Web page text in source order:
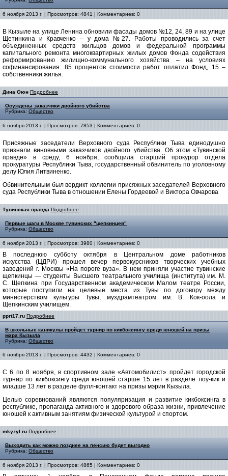
6 ноября 2013 г. | Просмотров: 4841 | Комментариев: 0
В Кызыле на улице Ленина обновили фасады домов №12, 24, 89 и на улице
Щетинкина и Кравченко – у дома №27. Работы проводились за счет
объединенных средств жильцов домов и федеральной программы
капитального ремонта многоквартирных жилых домов Фонда содействия
реформированию жилищно-коммунального хозяйства – на условиях
софинансирования: 85 процентов стоимости работ оплатил Фонд, 15 –
собственники жилья.
Дина Оюн Подробнее
Осуждены заказчики двойного убийства
Рубрика: Общество
6 ноября 2013 г. | Просмотров: 7853 | Комментариев: 0
Присяжные заседатели Верховного суда Республики Тыва единодушно
признали виновными заказчиков двойного убийства. Об этом «Тувинской
правде» в среду, 6 ноября, сообщила старший прокурор отдела
прокуратуры Республики Тыва, государственный обвинитель по уголовному
делу Юлия Литвиненко.
Обвинительным был вердикт коллегии присяжных заседателей Верховного
суда Республики Тыва в отношении Елены Гордеевой и Виктора Овчарова
Тувинская правда Подробнее
Первые шаги в Москве тувинских "щепкинцев"
Рубрика: Общество
6 ноября 2013 г. | Просмотров: 3980 | Комментариев: 0
В последнюю субботу октября в Центральном доме работников
искусства (ЦДРИ) прошел вечер первокурсников творческих учебных
заведений г. Москвы «На пороге вуза». В нем приняли участие тувинские
щепкинцы — студенты Высшего театрального училища (института) им. М.
С. Щепкина при Государственном академическом Малом театре России,
которые поступили на целевые места из Тувы по договору между
министерством культуры Тувы, муздрамтеатром им. В. Кок-оола и
Щепкинским училищем.
pprt17.ru Подробнее
В школьные каникулы пройдет турнир по кикбоксингу среди юношей на призы
мэра Кызыла
Рубрика: Общество
6 ноября 2013 г. | Просмотров: 4432 | Комментариев: 0
С 6 по 8 ноября, в спортивном зале «Автомобилист» пройдет городской
турнир по кикбоксингу среди юношей старше 15 лет в разделе лоу-кик и
младше 13 лет в разделе фулл-контакт на призы мэрии Кызыла.
Целью соревнований являются популяризация и развитие кикбоксинга в
республике, пропаганда активного и здорового образа жизни, привлечение
юношей к активным занятиям физической культурой и спортом.
mkyzyl.ru Подробнее
Выходить как можно позднее на пенсию будет выгодно
Рубрика: Общество
6 ноября 2013 г. | Просмотров: 4865 | Комментариев: 0